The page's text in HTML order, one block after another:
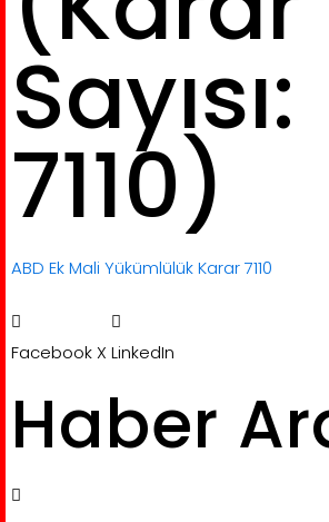
Sayısı:
7110)
ABD Ek Mali Yükümlülük Karar 7110
FacebookX LinkedIn
Haber